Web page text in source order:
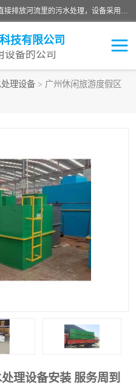
MBR污水处理设备广泛应用于各种需要直接排放河流里的污水处理，设备采用膜生物反应器（Membrane Bioreactor,简称MBR〕技术，取代了传统工艺中的二沉池，它可以*地进行固液分离，得到直接使用的稳定中水，又可在生物池内维持高浓度的微生物量，工艺剩余污泥少，极有效地去除氨氮，出水悬浮物和浊度接近于零，出水中细菌和病毒被大幅度去除，能耗低，占地面积小。
技有限公司
设备的公司
理设备 > 广州休闲旅游度假区
理设备安装 服务周到
实验室污水处理设备
臭氧消毒设备
屠宰污水处理设备
食品制造业污水处理设备